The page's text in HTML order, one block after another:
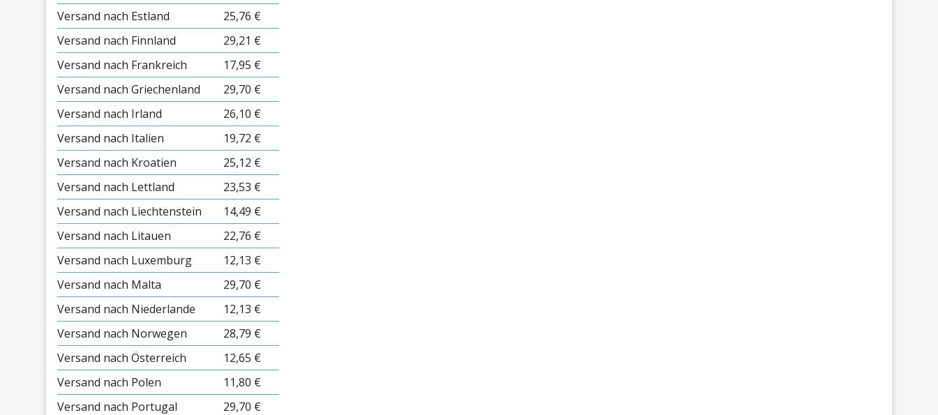
Versand nach Estland
25,76 €
Versand nach Finnland
29,21 €
Versand nach Frankreich
17,95 €
Versand nach Griechenland
29,70 €
Versand nach Irland
26,10 €
Versand nach Italien
19,72 €
Versand nach Kroatien
25,12 €
Versand nach Lettland
23,53 €
Versand nach Liechtenstein
14,49 €
Versand nach Litauen
22,76 €
Versand nach Luxemburg
12,13 €
Versand nach Malta
29,70 €
Versand nach Niederlande
12,13 €
Versand nach Norwegen
28,79 €
Versand nach Österreich
12,65 €
Versand nach Polen
11,80 €
Versand nach Portugal
29,70 €